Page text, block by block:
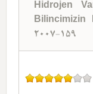
Hidrojen
Bilincimizin
2007-159